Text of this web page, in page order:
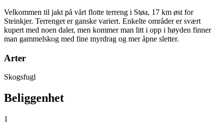
Velkommen til jakt på vårt flotte terreng i Støa, 17 km øst for
Steinkjer. Terrenget er ganske variert. Enkelte områder er svært
kupert med noen daler, men kommer man litt i opp i høyden finner
man gammelskog med fine myrdrag og mer åpne sletter.
Arter
Skogsfugl
Beliggenhet
1